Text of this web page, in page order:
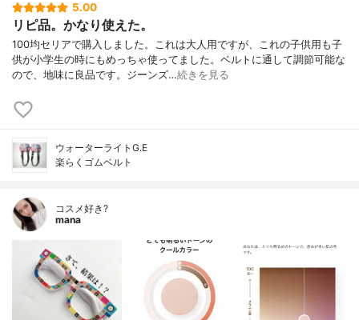
5.00
リピ品。かなり使えた。
100均セリアで購入しました。これは大人用ですが、これの子供用も子
供が小学生の時にもめっちゃ使ってました。ベルトに通して調節可能な
ので、地味に良品です。ジーンズ…続きを見る
ウォーターライトG.E
楽らくゴムベルト
コスメ好き?
mana